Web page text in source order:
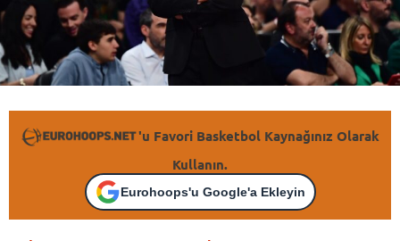
'u Favori Basketbol Kaynağınız Olarak
Kullanın.
Eurohoops'u Google'a Ekleyin